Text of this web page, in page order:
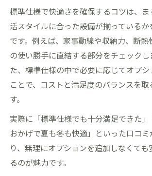
標準仕様で快適さを確保するコツは、
活スタイルに合った設備が揃っているか
です。例えば、家事動線や収納力、断熱
の使い勝手に直結する部分をチェックし
た、標準仕様の中で必要に応じてオプ
ことで、コストと満足度のバランスを
す。
実際に「標準仕様でも十分満足できた
おかげで夏も冬も快適」といった口コ
り、無理にオプションを追加しなくて
るのが魅力です。